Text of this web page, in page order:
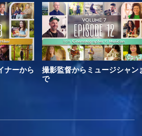
ナーから
撮影監督からミュージシャン
で